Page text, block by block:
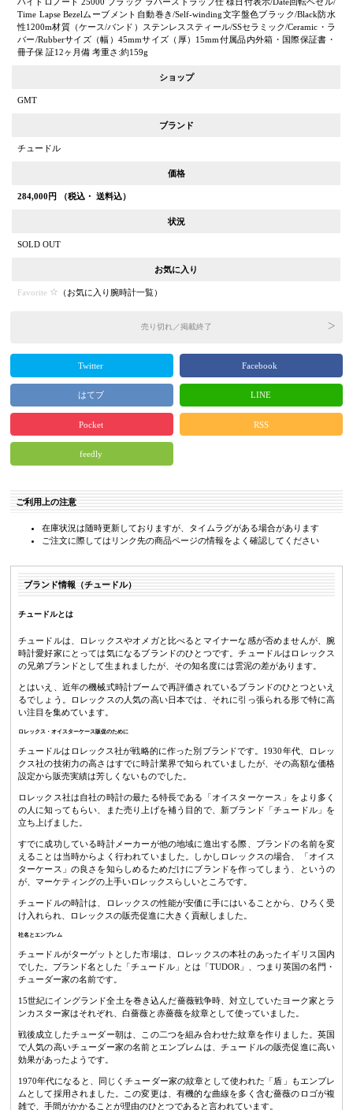
Time Lapse Bezelムーブメント自動巻き/Self-winding文字盤色ブラック/Black防水
性1200m材質（ケース/バンド）ステンレススティール/SSセラミック/Ceramic・ラ
バー/Rubberサイズ（幅）45mmサイズ（厚）15mm付属品内外箱・国際保証書・
冊子保 証12ヶ月備 考重さ:約159g
ショップ
GMT
ブランド
チュードル
価格
284,000 円 （税込・ 送料込）
状況
SOLD OUT
お気に入り
Favorite （お気に入り腕時計一覧）
売り切れ／掲載終了
Twitter Facebook
はてブ LINE
Pocket RSS
feedly
ご利用上の注意
在庫状況は随時更新しておりますが、タイムラグがある場合があります
ご注文に際してはリンク先の商品ページの情報をよく確認してください
ブランド情報（チュードル）
チュードルとは
チュードルは、ロレックスやオメガと比べるとマイナーな感が否めませんが、腕
時計愛好家にとっては気になるブランドのひとつです。チュードルはロレックス
の兄弟ブランドとして生まれましたが、その知名度には雲泥の差があります。
とはいえ、近年の機械式時計ブームで再評価されているブランドのひとつといえ
るでしょう。ロレックスの人気の高い日本では、それに引っ張られる形で特に高
い注目を集めています。
ロレックス・オイスターケース販促のために
チュードルはロレックス社が戦略的に作った別ブランドです。1930年代、ロレッ
クス社の技術力の高さはすでに時計業界で知られていましたが、その高額な価格
設定から販売実績は芳しくないものでした。
ロレックス社は自社の時計の最たる特長である「オイスターケース」をより多く
の人に知ってもらい、また売り上げを補う目的で、新ブランド「チュードル」を
立ち上げました。
すでに成功している時計メーカーが他の地域に進出する際、ブランドの名前を変
えることは当時からよく行われていました。しかしロレックスの場合、「オイス
ターケース」の良さを知らしめるためだけにブランドを作ってしまう、というの
が、マーケティングの上手いロレックスらしいところです。
チュードルの時計は、ロレックスの性能が安価に手にはいることから、ひろく受
け入れられ、ロレックスの販売促進に大きく貢献しました。
社名とエンブレム
チュードルがターゲットとした市場は、ロレックスの本社のあったイギリス国内
でした。ブランド名とした「チュードル」とは「TUDOR」、つまり英国の名門・
チューダー家の名前です。
15世紀にイングランド全土を巻き込んだ薔薇戦争時、対立していたヨーク家とラ
ンカスター家はそれぞれ、白薔薇と赤薔薇を紋章として使っていました。
戦後成立したチューダー朝は、この二つを組み合わせた紋章を作りました。英国
で人気の高いチューダー家の名前とエンブレムは、チュードルの販売促進に高い
効果があったようです。
1970年代になると、同じくチューダー家の紋章として使われた「盾」もエンブレ
ムとして採用されました。この変更は、有機的な曲線を多く含む薔薇のロゴが複
雑で、手間がかかることが理由のひとつであると言われています。